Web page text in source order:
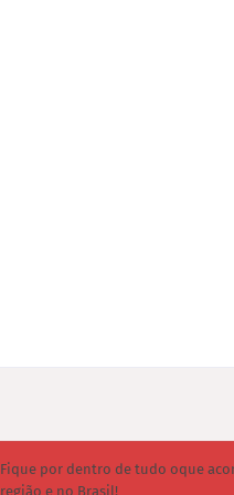
Fique por dentro de tudo oque
região e no Brasil!